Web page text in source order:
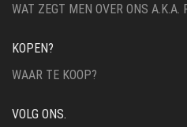
WAT ZEGT MEN OVER ONS A.K.A.
KOPEN?
WAAR TE KOOP?
VOLG ONS.